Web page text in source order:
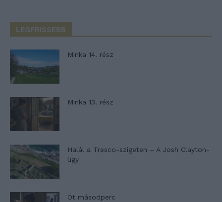
LEGFRISSEBB
Minka 14. rész
Minka 13. rész
Halál a Tresco-szigeten – A Josh Clayton-
ügy
Öt másodperc